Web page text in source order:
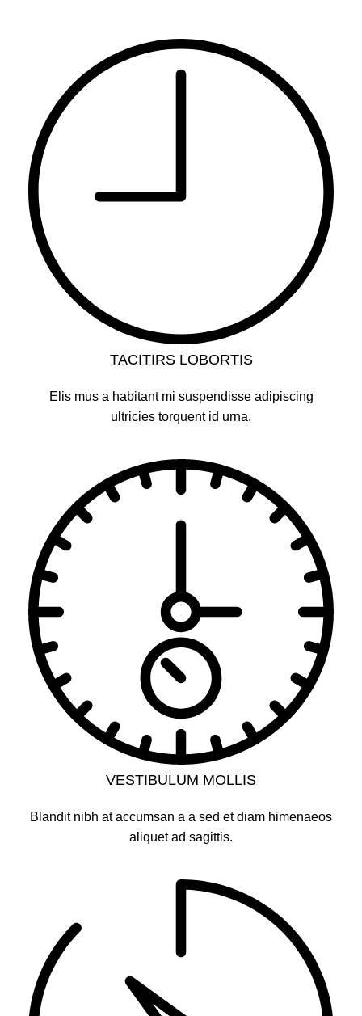
TACITIRS LOBORTIS
Elis mus a habitant mi suspendisse adipiscing
ultricies torquent id urna.
VESTIBULUM MOLLIS
Blandit nibh at accumsan a a sed et diam himenaeos
aliquet ad sagittis.